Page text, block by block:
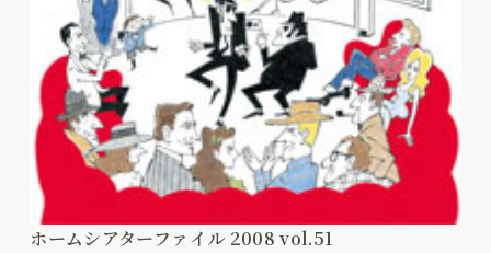
ホームシアターファイル 2008 vol.51